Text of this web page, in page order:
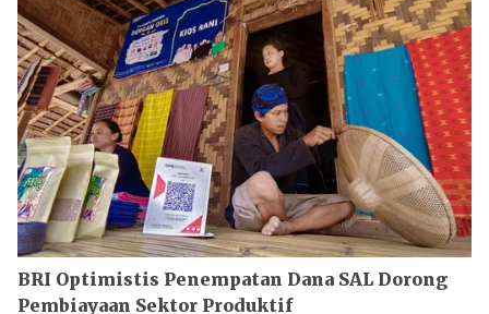
BRI Optimistis Penempatan Dana SAL Dorong
Pembiayaan Sektor Produktif